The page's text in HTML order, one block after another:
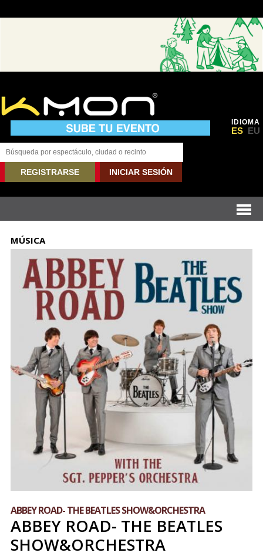
IDIOMA
ES EU
REGISTRARSE INICIAR SESIÓN
MÚSICA
ABBEY ROAD- THE BEATLES SHOW&ORCHESTRA
ABBEY ROAD- THE BEATLES
SHOW&ORCHESTRA